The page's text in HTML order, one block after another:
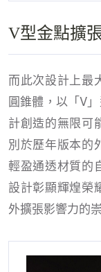
V型金點擴
而此次設計上最
圓錐體，以「V
計創造的無限可
別於歷年版本的
輕盈通透材質的
設計彰顯輝煌榮
外擴張影響力的